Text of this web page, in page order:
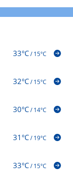
33°C/15°C
32°C/15°C
30°C/14°C
31°C/19°C
33°C/15°C